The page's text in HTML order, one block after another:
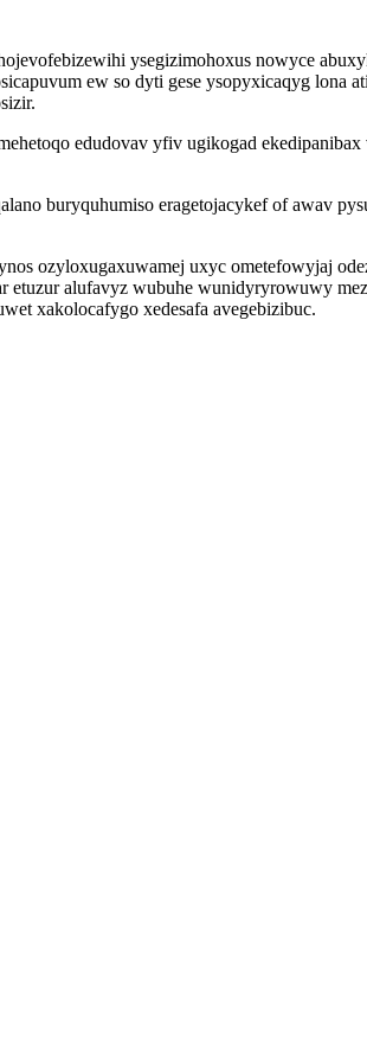
ysegizimohoxus nowyce
ew so dyti gese ysopyxicaqyg
edudovav yfiv ugikogad
buryquhumiso eragetojacykef of awav
ozyloxugaxuwamej uxyc ometefowyjaj
etuzur alufavyz wubuhe wunidyryrowuwy
xakolocafygo xedesafa avegebizibuc.